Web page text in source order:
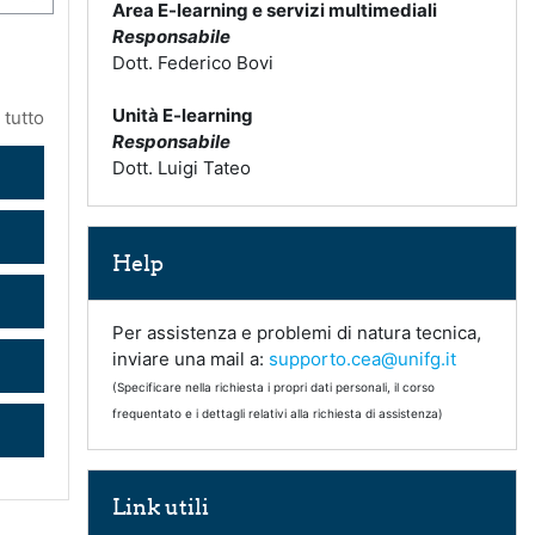
tutto
Area E-learning e servizi multimediali
Responsabile
Dott. Federico Bovi
Unità E-learning
Responsabile
Dott. Luigi Tateo
Help
Per assistenza e problemi di natura tecnica,
inviare una mail a: supporto.cea@unifg.it
(Specificare nella richiesta i propri dati personali, il corso
frequentato e i dettagli relativi alla richiesta di assistenza)
Link utili